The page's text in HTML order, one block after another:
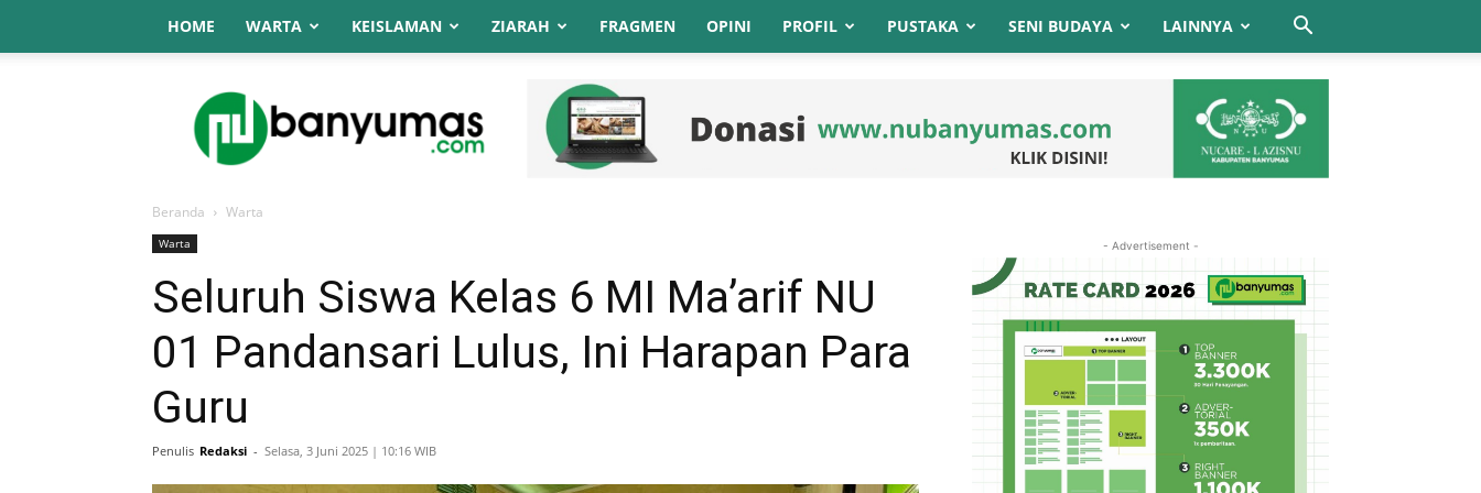
HOME WARTA KEISLAMAN ZIARAH FRAGMEN OPINI PROFIL PUSTAKA SENI BUDAYA LAINNYA
NU
Online
Banyumas
Beranda Warta
Warta
Seluruh Siswa Kelas 6 MI Ma’arif NU
01 Pandansari Lulus, Ini Harapan Para
Guru
Penulis Redaksi - Selasa, 3 Juni 2025 | 10:16 WIB
- Advertisement -